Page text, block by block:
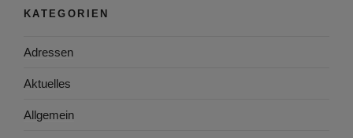
KATEGORIEN
Adressen
Aktuelles
Allgemein